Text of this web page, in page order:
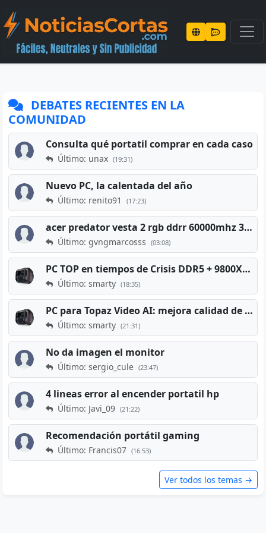
DEBATES RECIENTES EN LA
COMUNIDAD
Consulta qué portatil comprar en cada caso
Último: unax (19:31)
Nuevo PC, la calentada del año
Último: renito91 (17:23)
acer predator vesta 2 rgb ddrr 60000mhz 32gb x2 16gb
Último: gvngmarcosss (03:08)
PC TOP en tiempos de Crisis DDR5 + 9800X3D + RTX 5080 [2026][2400€]
Último: smarty (18:35)
PC para Topaz Video AI: mejora calidad de vídeos viejos
Último: smarty (21:31)
No da imagen el monitor
Último: sergio_cule (23:47)
4 lineas error al encender portatil hp
Último: Javi_09 (21:22)
Recomendación portátil gaming
Último: Francis07 (16:53)
Ver todos los temas →